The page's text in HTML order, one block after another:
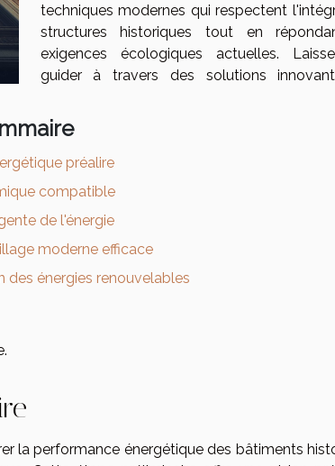
préalire
compatible
de l'énergie
moderne efficace
des énergies renouvelables
techniques modernes qui respectent
structures historiques tout en
exigences écologiques actuelles.
guider à travers des solutions
la performance énergétique des bâtiments